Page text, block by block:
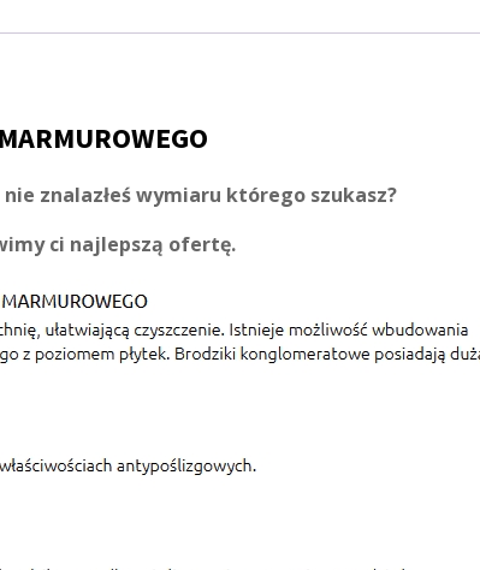
znalazłeś wymiaru którego szukasz?
ci najlepszą ofertę.